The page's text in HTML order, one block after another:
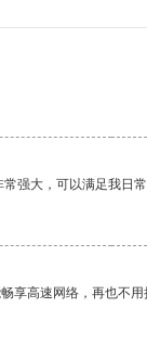
大，可以满足我日
高速网络，再也不